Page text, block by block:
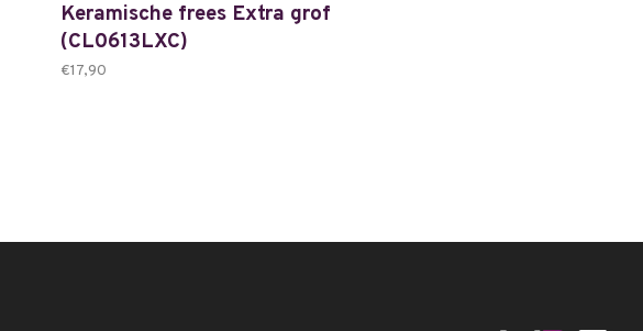
Keramische frees Extra grof
(CL0613LXC)
€17,90